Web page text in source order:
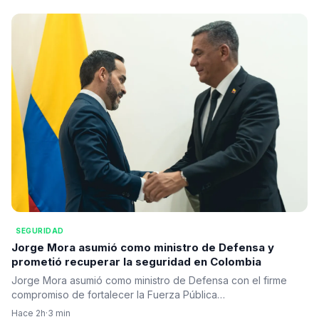
SEGURIDAD
Jorge Mora asumió como ministro de Defensa y
prometió recuperar la seguridad en Colombia
Jorge Mora asumió como ministro de Defensa con el firme
compromiso de fortalecer la Fuerza Pública…
Hace 2h·3 min